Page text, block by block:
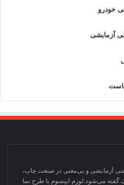
خودرو
آزمایشی
آزمایشی و بی‌معنی در صنعت چاپ،
می‌شود.لورم ایپسوم یا طرح‌ نما